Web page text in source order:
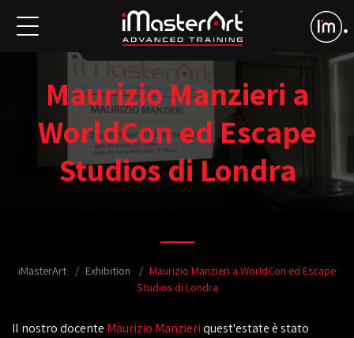
Maurizio Manzieri a
WorldCon ed Escape
Studios di Londra
iMasterArt Exhibition
Maurizio Manzieri a WorldCon ed Escape
Studios di Londra
Il nostro docente Maurizio Manzieriquest'estate è stato